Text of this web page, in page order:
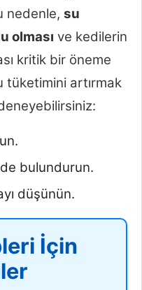
nedenle, su
olması ve kedilerin
kritik bir öneme
tüketimini artırmak
bulundurun.
düşünün.
İçin